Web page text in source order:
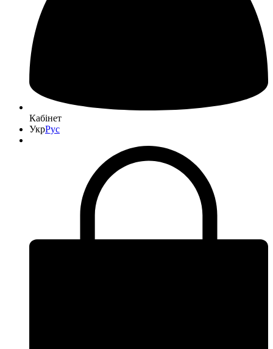
Кабінет
УкрРус